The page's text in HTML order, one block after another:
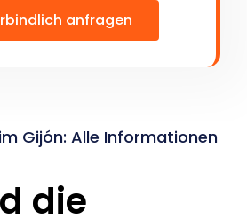
anfragen
Gijón: Alle Informationen
die